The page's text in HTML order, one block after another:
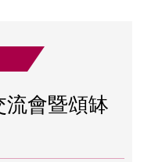
流會暨頌缽